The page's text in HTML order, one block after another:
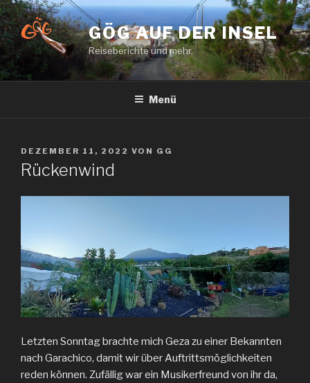
Zum
Inhalt
springen
GÖG AUF DER INSEL
Reiseberichte und mehr.
Menü
VERÖFFENTLICHT
AM
DEZEMBER 11, 2022 VON GG
Rückenwind
Letzten Sonntag brachte mich Geza zu einer Bekannten
nach Garachico, damit wir über Auftrittsmöglichkeiten
reden können. Zufällig war ein Musikerfreund von ihr da,